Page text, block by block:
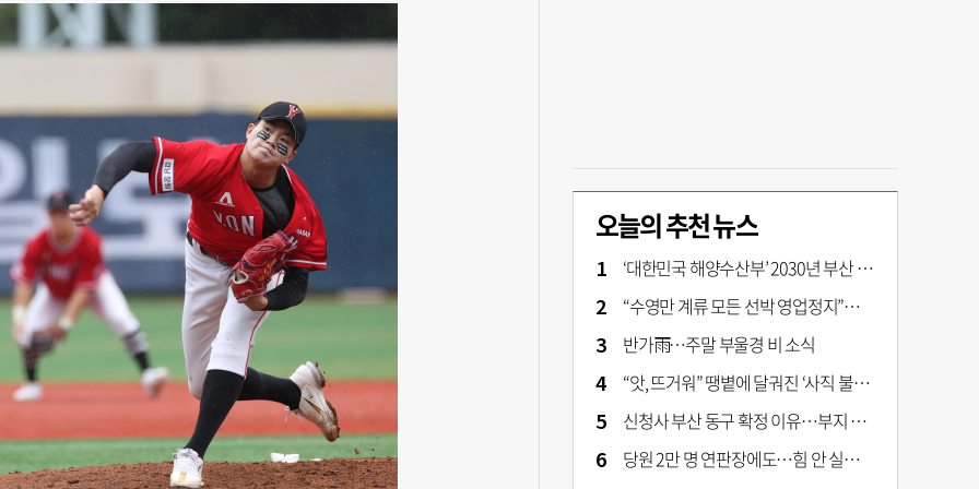
오늘의 추천 뉴스
‘대한민국 해양수산부’ 2030년 부산 북항시대 연다
“수영만 계류 모든 선박 영업정지”… 재개발 속도전
반가雨…주말 부울경 비 소식
“앗, 뜨거워” 땡볕에 달궈진 ‘사직 불가마’ 관중석 무려 70도
신청사 부산 동구 확정 이유…부지 용이성·접근성·집적 가능성이 운명 갈랐다 [해수부 북항 시대]
당원 2만 명 연판장에도…힘 안 실리는 ‘장동혁 사퇴’ 공세